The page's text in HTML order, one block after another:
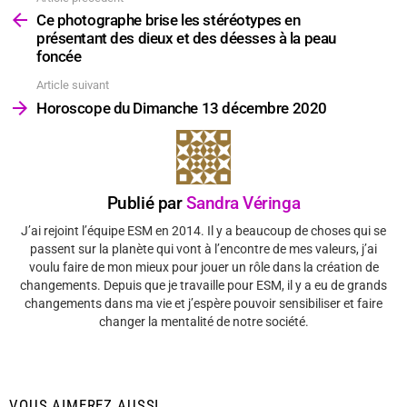
plus
Ce photographe brise les stéréotypes en
présentant des dieux et des déesses à la peau
foncée
Article suivant
Horoscope du Dimanche 13 décembre 2020
Publié parSandra Véringa
J’ai rejoint l’équipe ESM en 2014. Il y a beaucoup de choses qui se
passent sur la planète qui vont à l’encontre de mes valeurs, j’ai
voulu faire de mon mieux pour jouer un rôle dans la création de
changements. Depuis que je travaille pour ESM, il y a eu de grands
changements dans ma vie et j’espère pouvoir sensibiliser et faire
changer la mentalité de notre société.